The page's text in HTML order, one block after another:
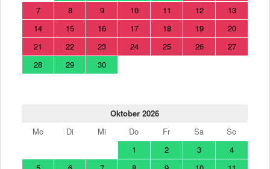
7
8 9 10 11 12
13
14
15 16 17 18 19
20
21
22 23 24 25 26
27
28
29 30
Oktober 2026
Mo
Di Mi Do Fr Sa
So
1
2 3
4